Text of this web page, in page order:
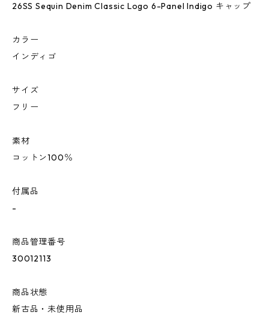
26SS Sequin Denim Classic Logo 6-Panel Indigo キャップ
カラー
インディゴ
サイズ
フリー
素材
コットン100％
付属品
-
商品管理番号
30012113
商品状態
新古品・未使用品